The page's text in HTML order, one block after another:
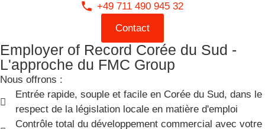
+49 711 490 945 32
Contact
Employer of Record Corée du Sud -
L'approche du FMC Group
Nous offrons :
Entrée rapide, souple et facile en Corée du Sud, dans le
respect de la législation locale en matière d'emploi
Contrôle total du développement commercial avec votre